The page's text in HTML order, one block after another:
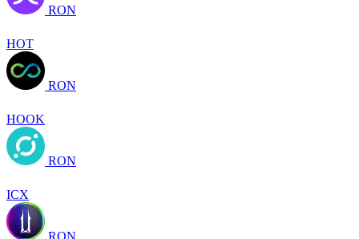
RON
HOT
RON
HOOK
RON
ICX
RON